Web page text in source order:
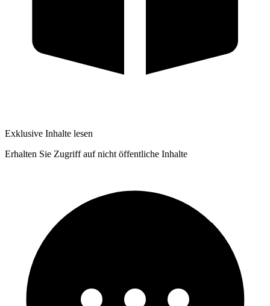
Exklusive Inhalte lesen
Erhalten Sie Zugriff auf nicht öffentliche Inhalte